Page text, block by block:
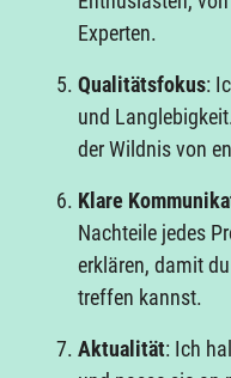
Experten.
Qualitätsfokus:
und
der Wildnis von
Klare
Nachteile jedes
erklären, damit
treffen kannst.
Aktualität: Ich